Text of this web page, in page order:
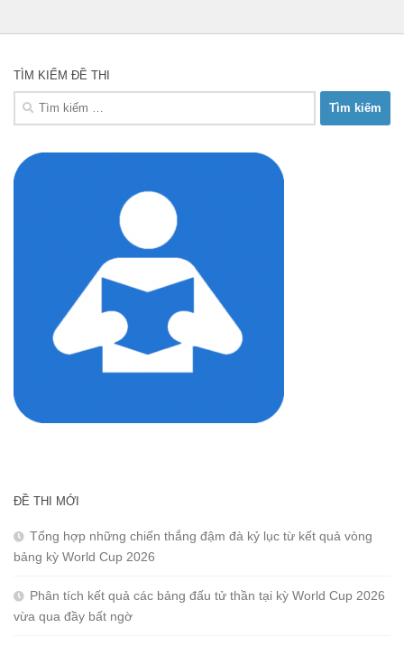
TÌM KIẾM ĐỀ THI
Tìm
ĐỀ THI MỚI
Tổng hợp những chiến thắng đậm đà kỷ lục từ kết quả vòng
bảng kỳ World Cup 2026
Phân tích kết quả các bảng đấu tử thần tại kỳ World Cup 2026
vừa qua đầy bất ngờ